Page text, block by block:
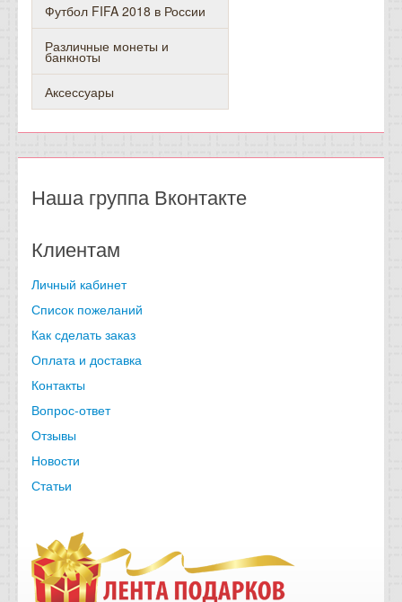
Футбол FIFA 2018 в России
Различные монеты и
банкноты
Аксессуары
Наша группа Вконтакте
Клиентам
Личный кабинет
Список пожеланий
Как сделать заказ
Оплата и доставка
Контакты
Вопрос-ответ
Отзывы
Новости
Статьи